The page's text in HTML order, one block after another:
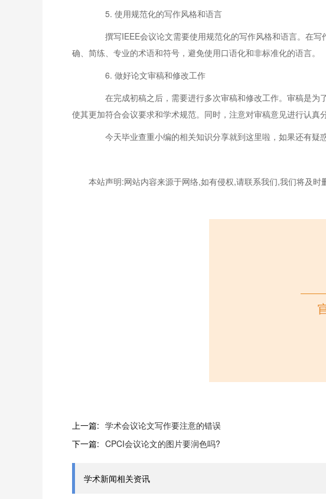
5. 使用规范化的写作风格和语言
撰写IEEE会议论文需要使用规范化的写作风格和语言。在写
确、简练、专业的术语和符号，避免使用口语化和非标准化的语言。
6. 做好论文审稿和修改工作
在完成初稿之后，需要进行多次审稿和修改工作。审稿是为
使其更加符合会议要求和学术规范。同时，注意对审稿意见进行认真
今天毕业查重小编的相关知识分享就到这里啦，如果还有疑
本站声明:网站内容来源于网络,如有侵权,请联系我们,我们将及时
上一篇: 学术会议论文写作要注意的错误
下一篇: CPCI会议论文的图片要润色吗?
学术新闻相关资讯